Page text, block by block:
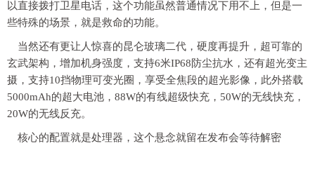
以直接拨打卫星电话，这个功能虽然普通情况下用不上，但是一
些特殊的场景，就是救命的功能。
当然还有更让人惊喜的昆仑玻璃二代，硬度再提升，超可靠的
玄武架构，增加机身强度，支持6米IP68防尘抗水，还有超光变主
摄，支持10挡物理可变光圈，享受全焦段的超光影像，此外搭载
5000mAh的超大电池，88W的有线超级快充，50W的无线快充，
20W的无线反充。
核心的配置就是处理器，这个悬念就留在发布会等待解密